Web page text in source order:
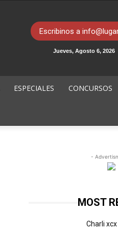
Escribinos a
Jueves, Agosto 6, 2026
ESPECIALES CONCURSOS
-
MOST
Charli